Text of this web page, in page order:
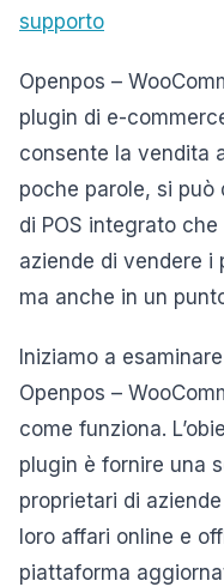
supporto
Openpos –
plugin di e-
consente la vendita
poche parole, si
di POS integrato
aziende di vendere i
ma anche in un
Iniziamo a
Openpos –
come funziona.
plugin è fornire una
proprietari di
loro affari online e
piattaforma